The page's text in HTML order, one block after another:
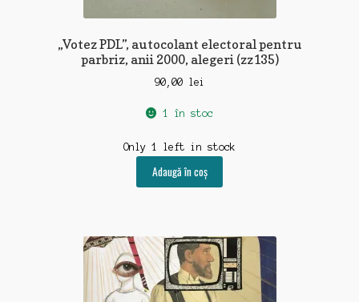
„Votez PDL”, autocolant electoral pentru
parbriz, anii 2000, alegeri (zz135)
90,00 lei
1 în stoc
Only 1 left in stock
Adaugă în coș